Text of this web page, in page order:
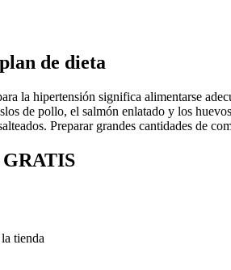
de dieta
la hipertensión significa alimentarse
de pollo, el salmón enlatado y los
Preparar grandes cantidades de
GRATIS
tienda